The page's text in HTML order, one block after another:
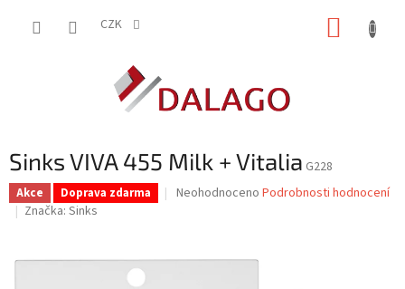
CZK
Sinks VIVA 455 Milk + Vitalia G228
Akce Doprava zdarma
Průměrné
0,0
Neohodnoceno Podrobnosti hodnocení
Značka: Sinks